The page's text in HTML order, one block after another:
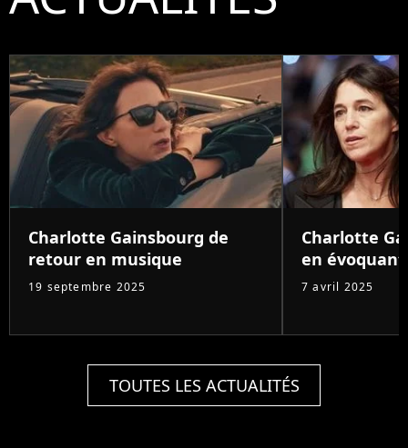
Charlotte Gainsbourg de
retour en musique
19 septembre 2025
Charlotte
en évoquant
7 avril 2025
TOUTES LES ACTUALITÉS